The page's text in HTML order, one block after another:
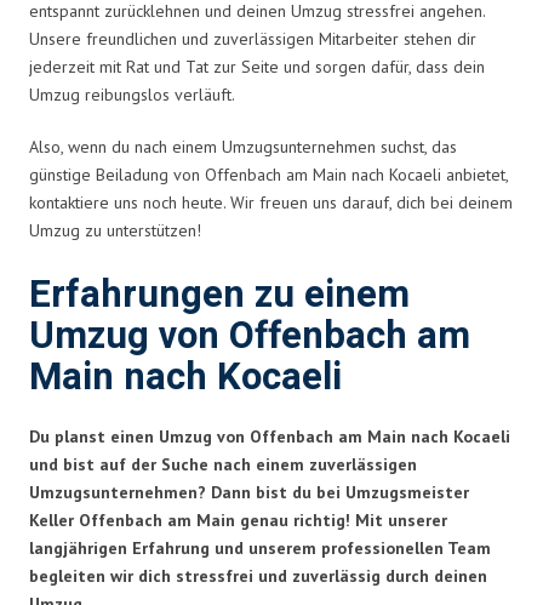
entspannt zurücklehnen und deinen Umzug stressfrei angehen.
Unsere freundlichen und zuverlässigen Mitarbeiter stehen dir
jederzeit mit Rat und Tat zur Seite und sorgen dafür, dass dein
Umzug reibungslos verläuft.
Also, wenn du nach einem Umzugsunternehmen suchst, das
günstige Beiladung von Offenbach am Main nach Kocaeli anbietet,
kontaktiere uns noch heute. Wir freuen uns darauf, dich bei deinem
Umzug zu unterstützen!
Erfahrungen zu einem
Umzug von Offenbach am
Main nach Kocaeli
Du planst einen Umzug von Offenbach am Main nach Kocaeli
und bist auf der Suche nach einem zuverlässigen
Umzugsunternehmen? Dann bist du bei Umzugsmeister
Keller Offenbach am Main genau richtig! Mit unserer
langjährigen Erfahrung und unserem professionellen Team
begleiten wir dich stressfrei und zuverlässig durch deinen